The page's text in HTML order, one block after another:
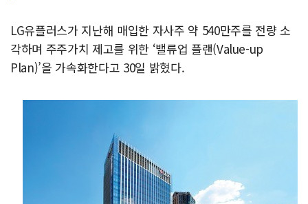
LG유플러스가 지난해 매입한 자사주 약 540만주를 전량 소
각하며 주주가치 제고를 위한 ‘밸류업 플랜(Value-up
Plan)’을 가속화한다고 30일 밝혔다.